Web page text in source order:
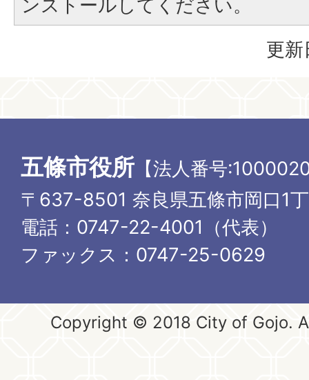
ンストールしてください。
更
五條市役所 【法人番号
〒637-8501 奈良県五條市岡口1
電話：0747-22-4001（代表）
ファックス：0747-25-0629
Copyright © 2018 City of Gojo.